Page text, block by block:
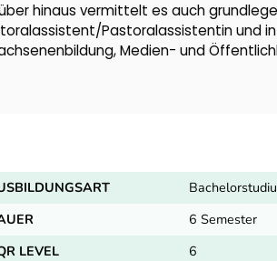
hinaus vermittelt es auch
Pastoralassistentin und
Medien- und
6 Semester
LEVEL
6